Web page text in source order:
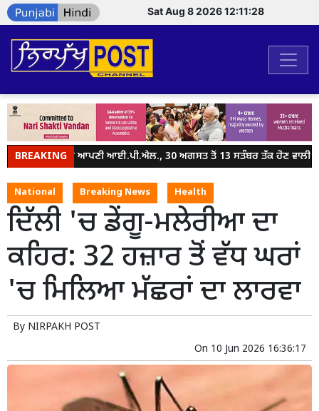
Sat Aug 8 2026 12:11:28
BREAKING
ਪੰਜਾਬ ਦੀ ਆਪਣੀ ਆਈ.ਪੀ.ਐਲ., 30 ਅਗਸਤ ਤੋਂ 13 ਸਤੰਬਰ ਤੱਕ ਹੋਣ ਵਾਲੀ
National Breaking News Health
ਦਿੱਲੀ 'ਚ ਡੇਂਗੂ-ਮਲੇਰੀਆ ਦਾ
ਕਹਿਰ: 32 ਹਜ਼ਾਰ ਤੋਂ ਵੱਧ ਘਰਾਂ
'ਚ ਮਿਲਿਆ ਮੱਛਰਾਂ ਦਾ ਲਾਰਵਾ
By NIRPAKH POST
On 10 Jun 2026 16:36:17